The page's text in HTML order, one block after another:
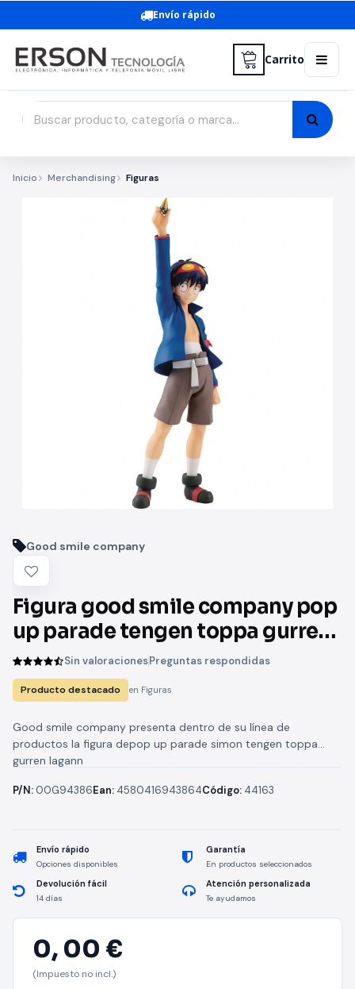
Envío rápido
Carrito
Inicio Merchandising Figuras
Good smile company
Figura good smile company pop
up parade tengen toppa gurren
lagann simon
Sin valoracionesPreguntas respondidas
Producto destacado en Figuras
Good smile company presenta dentro de su línea de
productos la figura depop up parade simon tengen toppa
gurren lagann
P/N: 00G94386Ean: 4580416943864Código: 44163
Envío rápido
Opciones disponibles
Garantía
En productos seleccionados
Devolución fácil
14 días
Atención personalizada
Te ayudamos
0, 00 €
(Impuesto no incl.)